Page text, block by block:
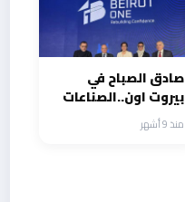
صادق الصباح في
بيروت اون..الصناعات
الابداعية ثروة لبنان
الحقيقية
منذ 9 أشهر